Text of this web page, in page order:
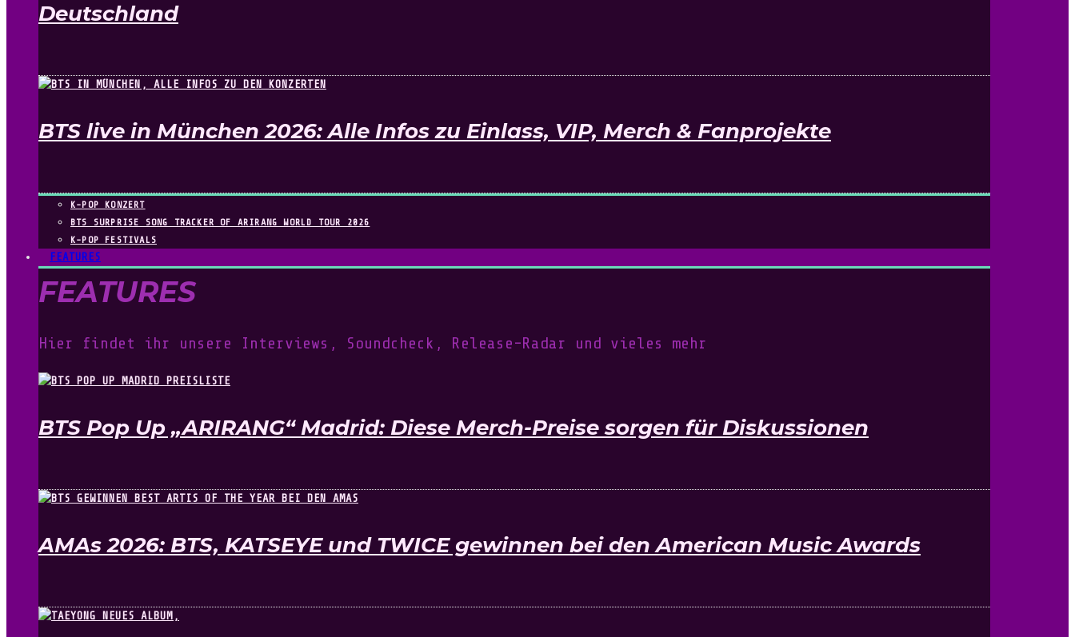
Deutschland
BTS live in München 2026: Alle Infos zu Einlass, VIP, Merch & Fanprojekte
K-POP KONZERT
BTS SURPRISE SONG TRACKER OF ARIRANG WORLD TOUR 2026
K-POP FESTIVALS
FEATURES
FEATURES
Hier findet ihr unsere Interviews, Soundcheck, Release-Radar und vieles mehr
BTS Pop Up „ARIRANG“ Madrid: Diese Merch-Preise sorgen für Diskussionen
AMAs 2026: BTS, KATSEYE und TWICE gewinnen bei den American Music Awards